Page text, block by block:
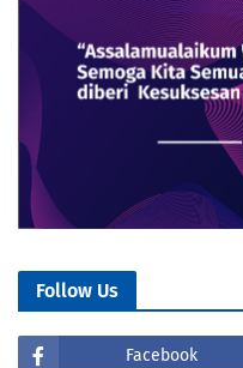
Follow Us
Facebook